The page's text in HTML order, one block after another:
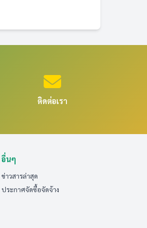
ติดต่อเรา
อื่นๆ
ข่าวสารล่าสุด
ประกาศจัดซื้อจัดจ้าง